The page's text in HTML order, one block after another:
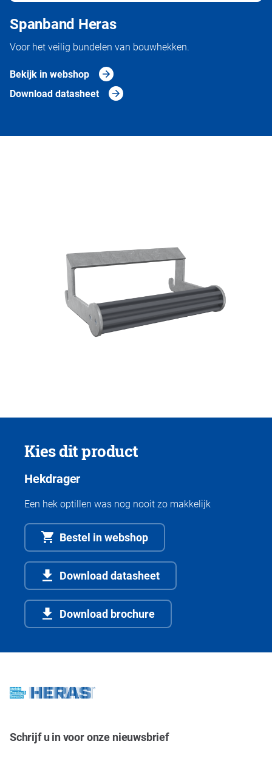
Spanband Heras
Voor het veilig bundelen van bouwhekken.
Bekijk in webshop
Download datasheet
Kies dit product
Hekdrager
Een hek optillen was nog nooit zo makkelijk
Bestel in webshop
Download datasheet
Download brochure
Schrijf u in voor onze nieuwsbrief